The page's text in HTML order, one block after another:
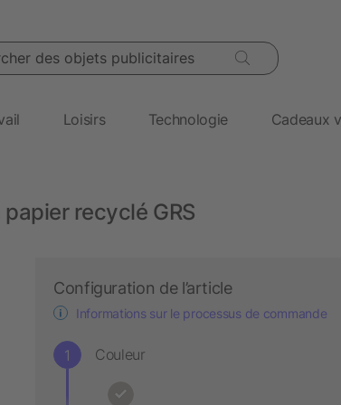
objets publicitaires
Loisirs Technologie Cadeaux
recyclé GRS
Configuration de l’article
Informations sur le processus de commande
Couleur